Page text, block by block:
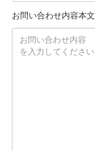
お問い合わせ内容本文